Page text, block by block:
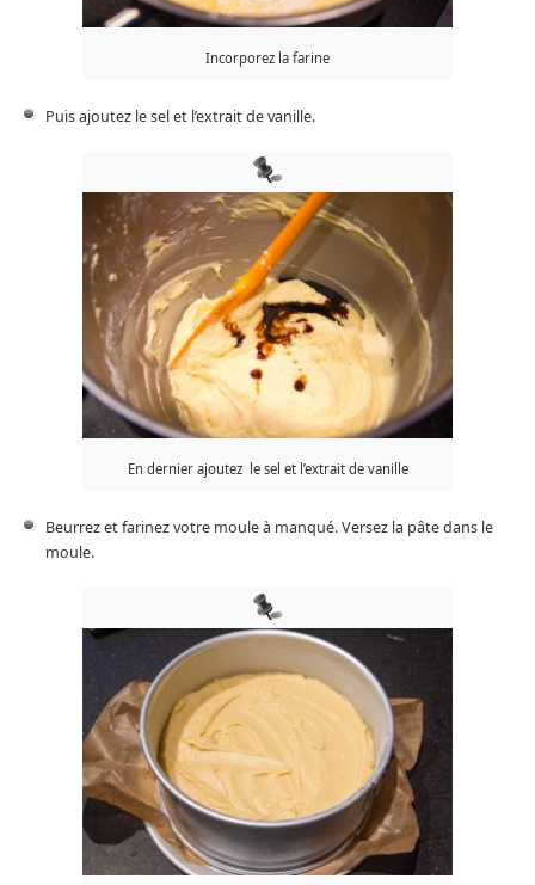
Incorporez la farine
Puis ajoutez le sel et l’extrait de vanille.
En dernier ajoutez le sel et l’extrait de vanille
Beurrez et farinez votre moule à manqué. Versez la pâte dans le
moule.